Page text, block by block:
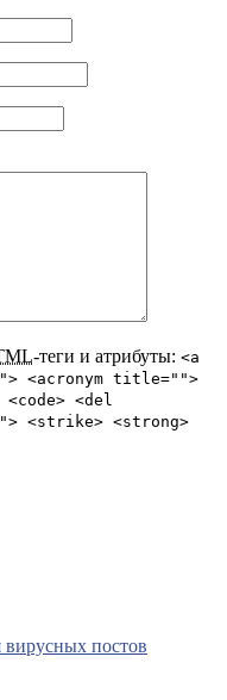
-теги и атрибуты: <a
<acronym title="">
<del
<strike> <strong>
постов